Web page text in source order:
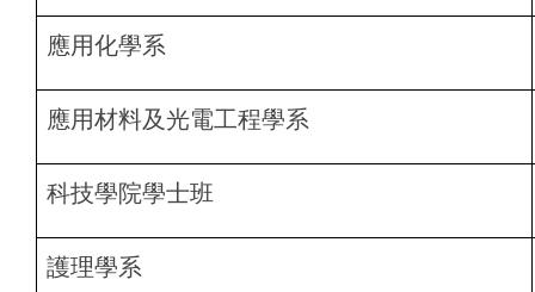
應用化學系
應用材料及光電工程學系
科技學院學士班
護理學系